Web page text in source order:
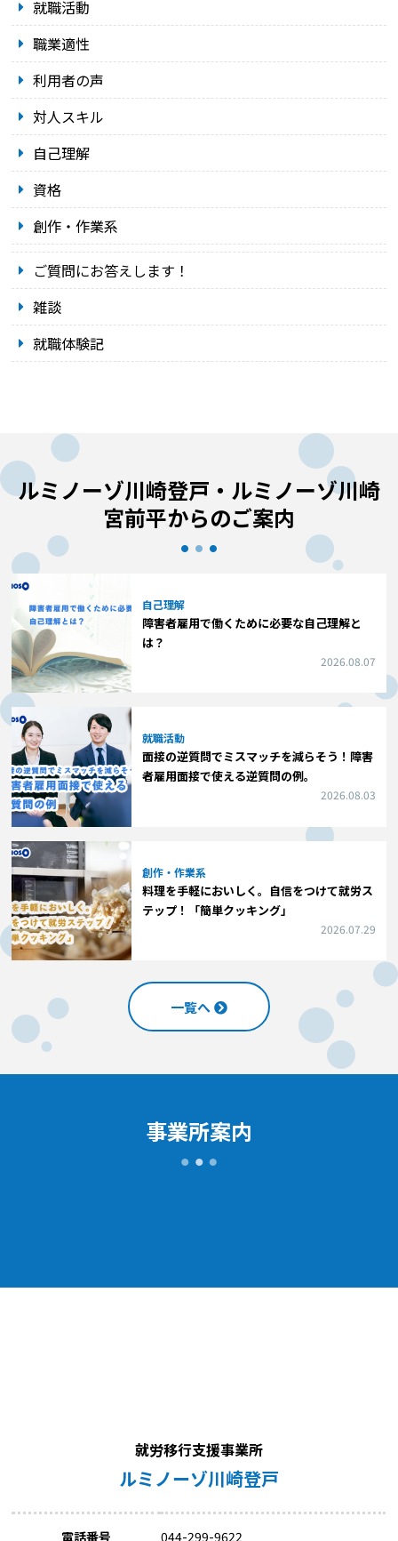
就職活動
職業適性
利用者の声
対人スキル
自己理解
資格
創作・作業系
ご質問にお答えします！
雑談
就職体験記
ルミノーゾ川崎登戸・ルミノーゾ川崎
宮前平からのご案内
自己理解
障害者雇用で働くために必要な自己理解と
は？
2026.08.07
就職活動
面接の逆質問でミスマッチを減らそう！障害
者雇用面接で使える逆質問の例。
2026.08.03
創作・作業系
料理を手軽においしく。自信をつけて就労ス
テップ！「簡単クッキング」
2026.07.29
一覧へ
事業所案内
就労移行支援事業所
ルミノーゾ川崎登戸
電話番号 044-299-9622